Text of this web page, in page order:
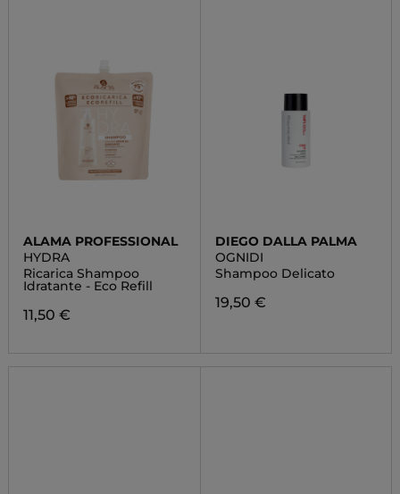
ALAMA PROFESSIONAL
HYDRA
Ricarica Shampoo
Idratante - Eco Refill
11,50 €
DIEGO DALLA PALMA
OGNIDI
Shampoo Delicato
19,50 €